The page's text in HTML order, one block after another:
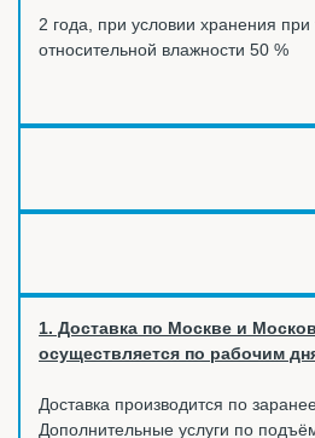
2 года, при условии хранения
относительной влажности 50 %
1. Доставка по Москве и
осуществляется по рабочим
Доставка производится по
Дополнительные услуги по